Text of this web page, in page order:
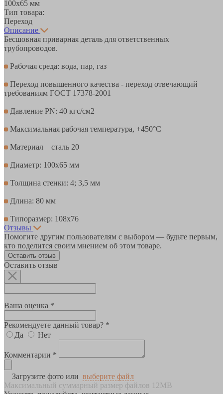
100х65 мм
Тип товара:
Переход
Описание
Бесшовная приварная деталь для ответственных
трубопроводов.
Рабочая среда: вода, пар, газ
Переход повышенного качества - переход отвечающий
требованиям ГОСТ 17378-2001
Давление PN: 40 кгс/см2
Максимальная рабочая температура, +450°С
Материал сталь 20
Диаметр: 100х65 мм
Толщина стенки: 4; 3,5 мм
Длина: 80 мм
Типоразмер: 108х76
Отзывы
Помогите другим пользователям с выбором — будьте первым,
кто поделится своим мнением об этом товаре.
Оставить отзыв
Оставить отзыв
Ваша оценка *
Рекомендуете данный товар? *
Да
Нет
Комментарии *
Загрузите фото или выберите файл
Максимальный суммарный размер файлов 12MB